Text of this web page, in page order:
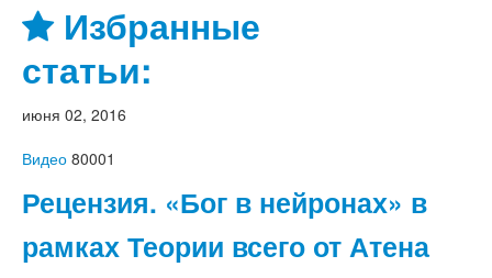
Избранные
статьи:
июня 02, 2016
Видео 80001
Рецензия. «Бог в нейронах» в
рамках Теории всего от Атена